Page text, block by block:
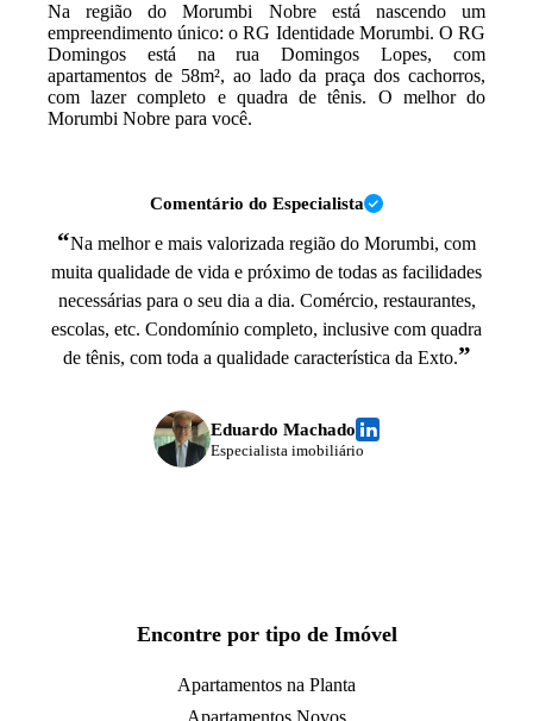
Na região do Morumbi Nobre está nascendo um
empreendimento único: o RG Identidade Morumbi. O RG
Domingos está na rua Domingos Lopes, com
apartamentos de 58m², ao lado da praça dos cachorros,
com lazer completo e quadra de tênis. O melhor do
Morumbi Nobre para você.
Comentário do Especialista
“Na melhor e mais valorizada região do Morumbi, com
muita qualidade de vida e próximo de todas as facilidades
necessárias para o seu dia a dia. Comércio, restaurantes,
escolas, etc. Condomínio completo, inclusive com quadra
de tênis, com toda a qualidade característica da Exto.”
Eduardo Machado
Especialista imobiliário
Encontre por tipo de Imóvel
Apartamentos na Planta
Apartamentos Novos